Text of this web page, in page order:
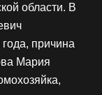
области. В
причина
Мария